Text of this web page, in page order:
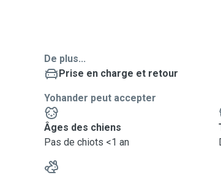
De plus...
Prise en charge et retour
Yohander peut accepter
Âges des chiens
Pas de chiots <1 an